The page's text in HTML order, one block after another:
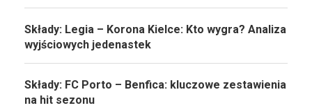
Składy: Legia – Korona Kielce: Kto wygra? Analiza
wyjściowych jedenastek
Składy: FC Porto – Benfica: kluczowe zestawienia
na hit sezonu